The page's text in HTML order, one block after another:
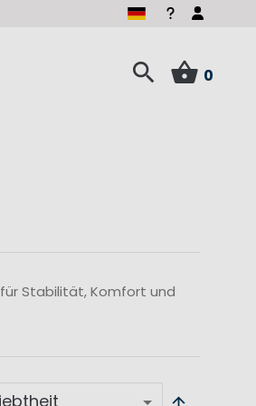
0
Stabilität, Komfort und